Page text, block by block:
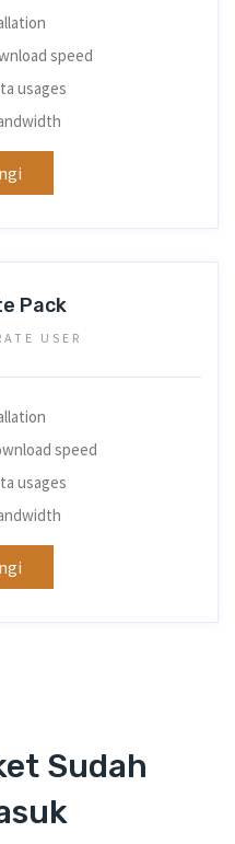
speed
usages
Pack
USER
speed
usages
Sudah